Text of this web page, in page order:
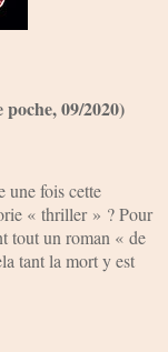
09/2020)
une fois cette
« thriller » ? Pour
tout un roman « de
tant la mort y est